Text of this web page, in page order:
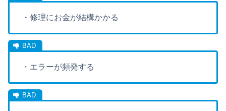
・修理にお金が結構かかる
・エラーが頻発する